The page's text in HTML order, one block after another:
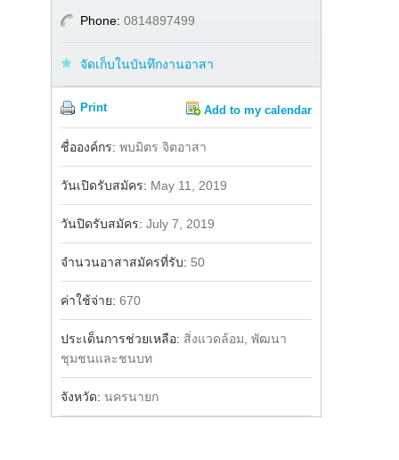
Phone: 0814897499
จัดเก็บในบันทึกงานอาสา
Print Add to my calendar
Facebook
ชื่อองค์กร: พบมิตร จิตอาสา
วันเปิดรับสมัคร: May 11, 2019
วันปิดรับสมัคร: July 7, 2019
จำนวนอาสาสมัครที่รับ: 50
ค่าใช้จ่าย: 670
ประเด็นการช่วยเหลือ: สิ่งแวดล้อม, พัฒนา
ชุมชนและชนบท
จังหวัด: นครนายก